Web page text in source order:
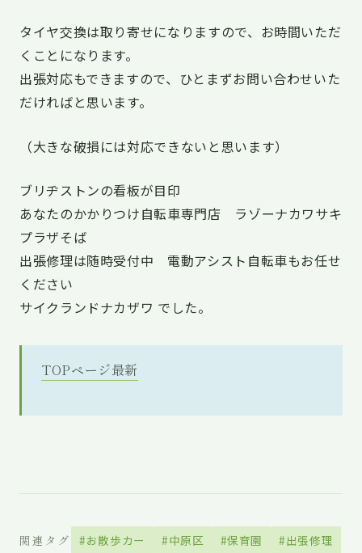
タイヤ交換は取り寄せになりますので、お時間いただ
くことになります。
出張対応もできますので、ひとまずお問い合わせいた
だければと思います。
（大きな破損には対応できないと思います）
ブリヂストンの看板が目印
あなたのかかりつけ自転車専門店 ラゾーナカワサキ
プラザそば
出張修理は随時受付中 電動アシスト自転車もお任せ
ください
サイクランドナカザワ でした。
TOPページ最新
関連タグ #お散歩カー #中原区 #保育園
#出張修理